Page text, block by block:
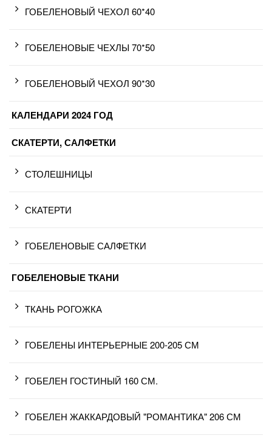
ГОБЕЛЕНОВЫЙ ЧЕХОЛ 60*40
ГОБЕЛЕНОВЫЕ ЧЕХЛЫ 70*50
ГОБЕЛЕНОВЫЙ ЧЕХОЛ 90*30
КАЛЕНДАРИ 2024 ГОД
СКАТЕРТИ, САЛФЕТКИ
СТОЛЕШНИЦЫ
СКАТЕРТИ
ГОБЕЛЕНОВЫЕ САЛФЕТКИ
ГОБЕЛЕНОВЫЕ ТКАНИ
ТКАНЬ РОГОЖКА
ГОБЕЛЕНЫ ИНТЕРЬЕРНЫЕ 200-205 СМ
ГОБЕЛЕН ГОСТИНЫЙ 160 СМ.
ГОБЕЛЕН ЖАККАРДОВЫЙ "РОМАНТИКА" 206 СМ